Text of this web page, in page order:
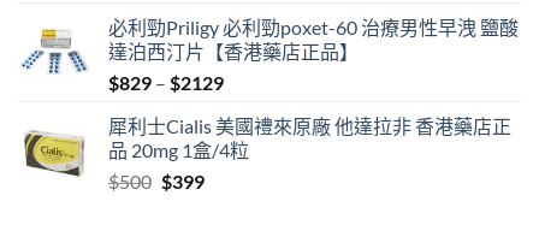
was:
$500.
is:
$480.
必利勁Priligy 必利勁poxet-60 治療男性早洩 鹽酸
達泊西汀片【香港藥店正品】
$829 – $2129Price
$829
through
犀利士Cialis 美國禮來原廠 他達拉非 香港藥店正
品 20mg 1盒/4粒
$500 Original
$399Current